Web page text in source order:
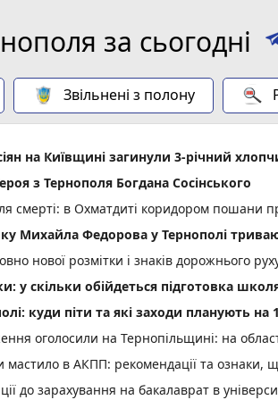
за сьогодні
Звільнені з полону
на Київщині загинули 3-річний
з Тернополя Богдана Сосінського
смерті: в Охматдиті коридором пошани
Михайла Федорова у Тернополі
нової розмітки і знаків дорожнього
у скільки обійдеться підготовка
куди піти та які заходи планують на
оголосили на Тернопільщині: на
мастило в АКПП: рекомендації та ознаки,
до зарахування на бакалаврат в